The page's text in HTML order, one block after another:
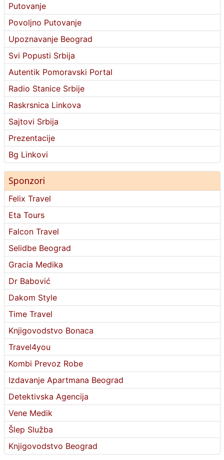
Putovanje
Povoljno Putovanje
Upoznavanje Beograd
Svi Popusti Srbija
Autentik Pomoravski Portal
Radio Stanice Srbije
Raskrsnica Linkova
Sajtovi Srbija
Prezentacije
Bg Linkovi
Sponzori
Felix Travel
Eta Tours
Falcon Travel
Selidbe Beograd
Gracia Medika
Dr Babović
Dakom Style
Time Travel
Knjigovodstvo Bonaca
Travel4you
Kombi Prevoz Robe
Izdavanje Apartmana Beograd
Detektivska Agencija
Vene Medik
Šlep Služba
Knjigovodstvo Beograd